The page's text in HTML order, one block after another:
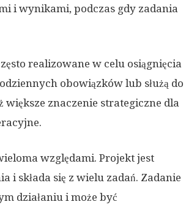
i wynikami, podczas gdy zadania
realizowane w celu osiągnięcia
obowiązków lub służą do
znaczenie strategiczne dla
względami. Projekt jest
i składa się z wielu zadań. Zadanie
działaniu i może być